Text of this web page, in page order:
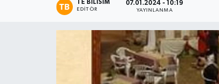
TE BILISIM
EDITÖR
07.01.2024 - 10:19
YAYINLANMA
Magazin